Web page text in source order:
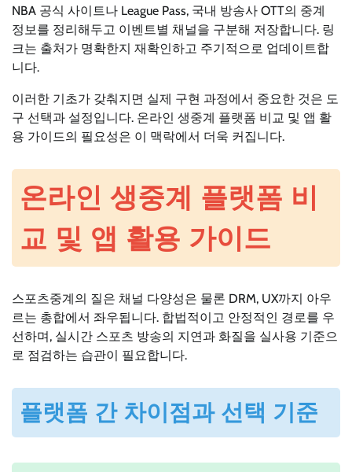
NBA 공식 사이트나 League Pass, 국내 방송사 OTT의 중계
정보를 정리해두고 이벤트별 채널을 구분해 저장합니다. 링
크는 출처가 명확한지 재확인하고 주기적으로 업데이트합
니다.
이러한 기초가 갖춰지면 실제 구현 과정에서 중요한 것은 도
구 선택과 설정입니다. 온라인 생중계 플랫폼 비교 및 앱 활
용 가이드의 필요성은 이 맥락에서 더욱 커집니다.
온라인 생중계 플랫폼 비
교 및 앱 활용 가이드
스포츠중계의 질은 채널 다양성은 물론 DRM, UX까지 아우
르는 총합에서 좌우됩니다. 합법적이고 안정적인 경로를 우
선하며, 실시간 스포츠 방송의 지연과 화질을 실사용 기준으
로 점검하는 습관이 필요합니다.
플랫폼 간 차이점과 선택 기준